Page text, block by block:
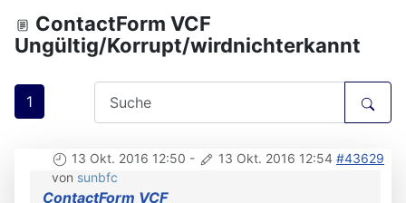
ContactForm VCF
Ungültig/Korrupt/wirdnichterkannt
1
13 Okt. 2016 12:50 - 13 Okt. 2016 12:54 #43629
von sunbfc
ContactForm VCF